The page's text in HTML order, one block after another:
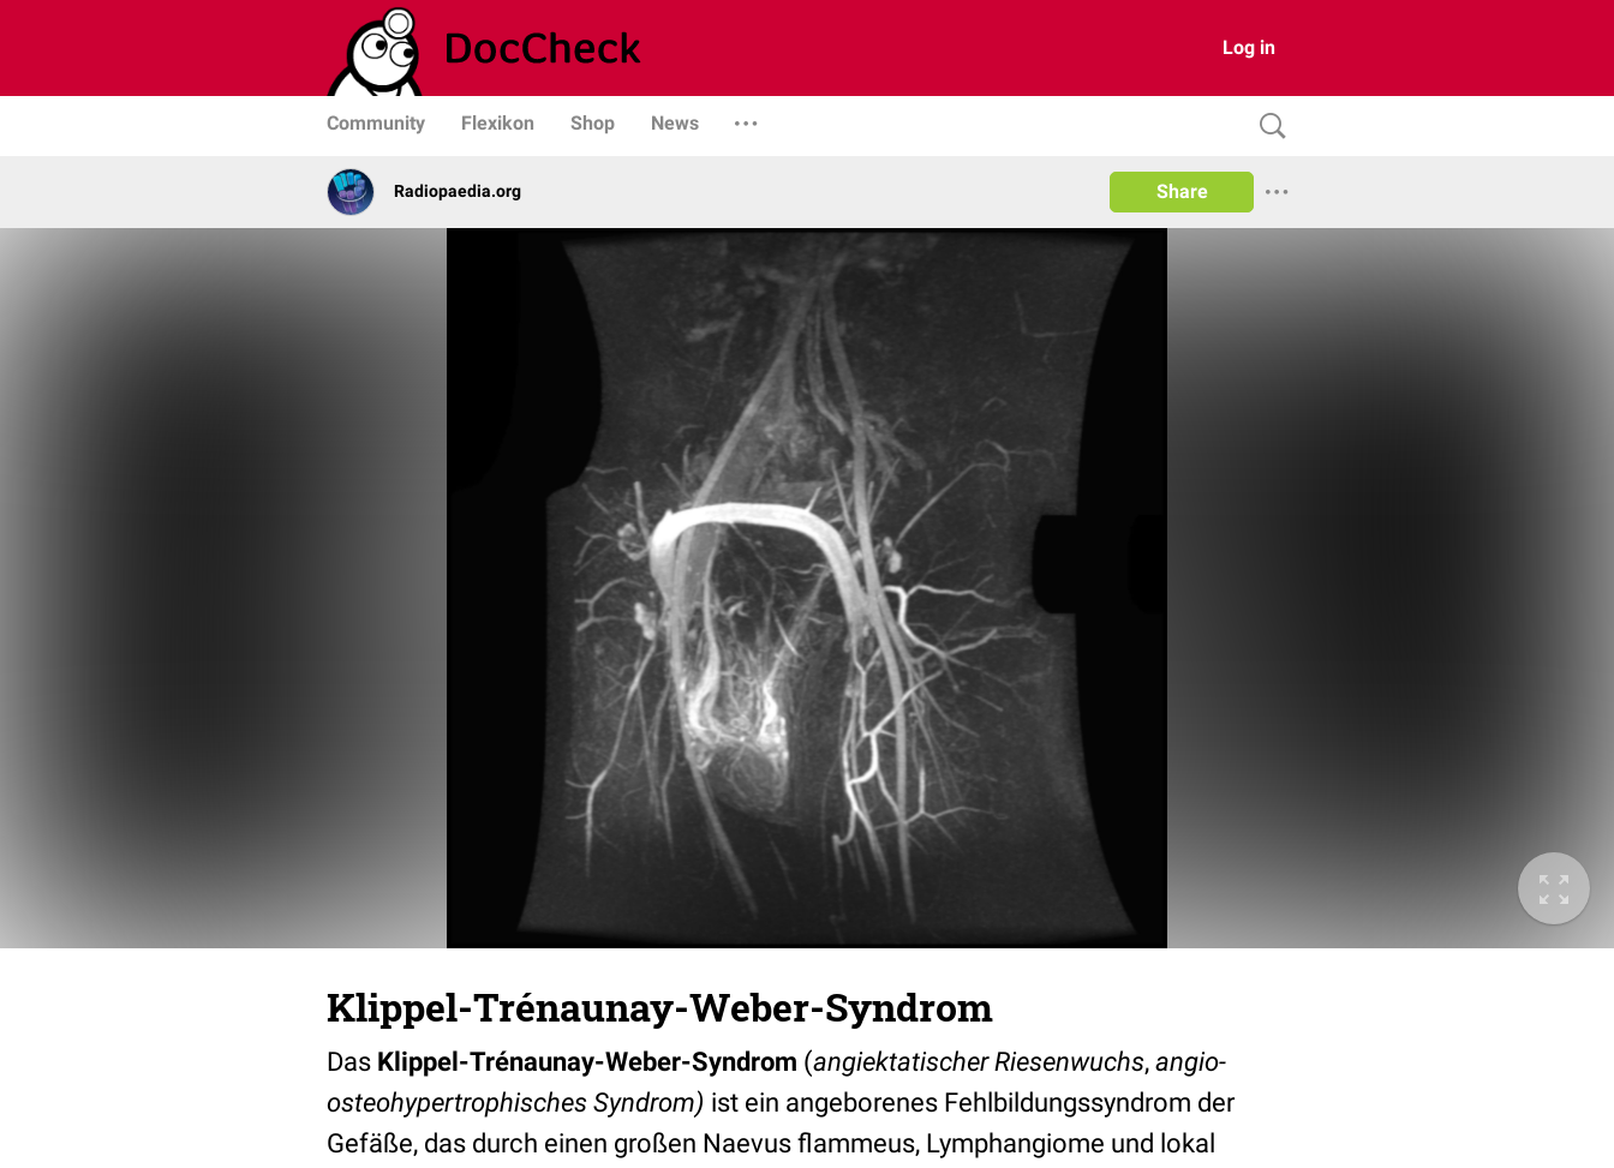
Log in
Community Flexikon Shop News
Radiopaedia.org Share
Klippel-Trénaunay-Weber-Syndrom
Das Klippel-Trénaunay-Weber-Syndrom (angiektatischer Riesenwuchs, angio-
osteohypertrophisches Syndrom) ist ein angeborenes Fehlbildungssyndrom der
Gefäße, das durch einen großen Naevus flammeus, Lymphangiome und lokal